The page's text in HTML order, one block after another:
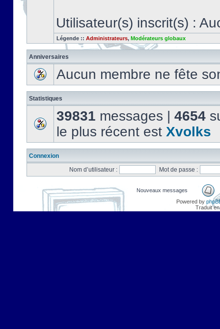
Utilisateur(s) inscrit(s) :
Légende :: Administrateurs, Modérateurs globaux
Anniversaires
Aucun membre ne fête
Statistiques
39831 messages | 4654
le plus récent est Xvolks
Connexion
Nom d’utilisateur :
Mot de passe :
Nouveaux messages
Powered by
Traduit